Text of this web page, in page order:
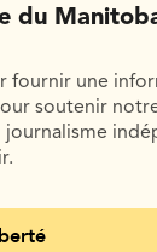
du
fournir une
soutenir